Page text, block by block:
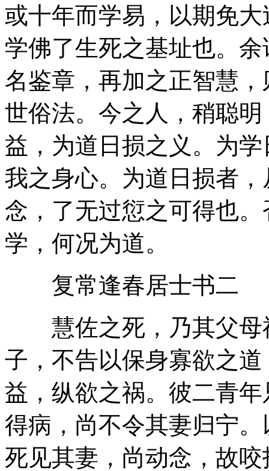
或十年而学易，以期免
学佛了生死之基址也。
名鉴章，再加之正智慧
世俗法。今之人，稍聪
益，为道日损之义。为
我之身心。为道日损者
念，了无过愆之可得也
学，何况为道。
复常逢春居士书二
慧佐之死，乃其父母
子，不告以保身寡欲之
益，纵欲之祸。彼二青
得病，尚不令其妻归宁
死见其妻，尚动念，故